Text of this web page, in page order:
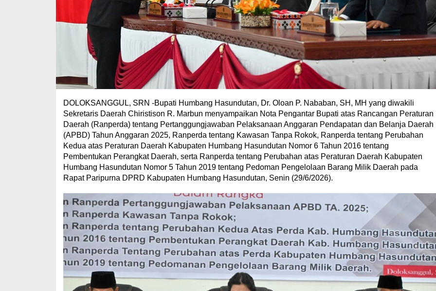
DOLOKSANGGUL, SRN -Bupati Humbang Hasundutan, Dr. Oloan P. Nababan, SH, MH yang diwakili
Sekretaris Daerah Chiristison R. Marbun menyampaikan Nota Pengantar Bupati atas Rancangan Peraturan
Daerah (Ranperda) tentang Pertanggungjawaban Pelaksanaan Anggaran Pendapatan dan Belanja Daerah
(APBD) Tahun Anggaran 2025, Ranperda tentang Kawasan Tanpa Rokok, Ranperda tentang Perubahan
Kedua atas Peraturan Daerah Kabupaten Humbang Hasundutan Nomor 6 Tahun 2016 tentang
Pembentukan Perangkat Daerah, serta Ranperda tentang Perubahan atas Peraturan Daerah Kabupaten
Humbang Hasundutan Nomor 5 Tahun 2019 tentang Pedoman Pengelolaan Barang Milik Daerah pada
Rapat Paripurna DPRD Kabupaten Humbang Hasundutan, Senin (29/6/2026).